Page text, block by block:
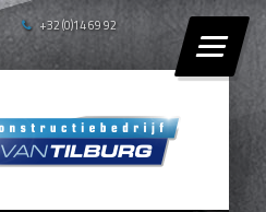
+32 (0)14 69 92